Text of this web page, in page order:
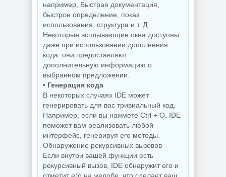
PDF редактор
Wondershare
PDFelement Pro
12.1.28.4370
NEW
документов
Диспетчер задач
NEW
например, Быстрая документация,
быстрое определение, показ
использования, структура и т. Д.
Некоторые всплывающие окна доступны
даже при использовании дополнения
кода: они предоставляют
дополнительную информацию о
выбранном предложении.
• Генерация кода
В некоторых случаях IDE может
генерировать для вас тривиальный код.
Например, если вы нажмете Ctrl + O, IDE
поможет вам реализовать любой
интерфейс, генерируя его методы.
Обнаружение рекурсивных вызовов
Если внутри вашей функции есть
рекурсивный вызов, IDE обнаружит его и